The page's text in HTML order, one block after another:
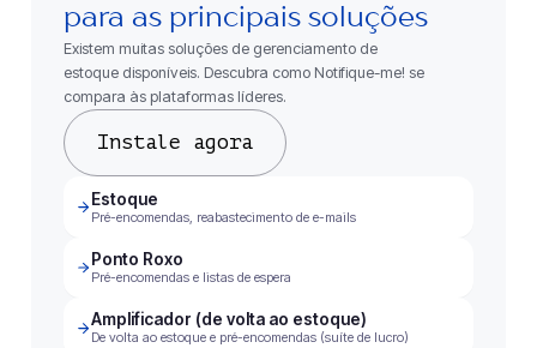
para as principais soluções
Existem muitas soluções de gerenciamento de
estoque disponíveis. Descubra como Notifique-me! se
compara às plataformas líderes.
Instale agora
Estoque
Pré-encomendas, reabastecimento de e-mails
Ponto Roxo
Pré-encomendas e listas de espera
Amplificador (de volta ao estoque)
De volta ao estoque e pré-encomendas (suíte de lucro)